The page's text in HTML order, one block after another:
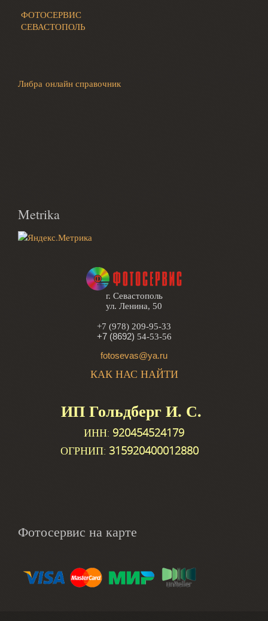
ФОТОСЕРВИС
СЕВАСТОПОЛЬ
Либра онлайн справочник
Metrika
г. Севастополь
ул. Ленина, 50
+7 (978) 209-95-33
+7 (8692) 54-53-56
fotosevas@ya.ru
КАК НАС НАЙТИ
ИП Гольдберг И. С.
ИНН: 920454524179
ОГРНИП: 315920400012880
Фотосервис на карте